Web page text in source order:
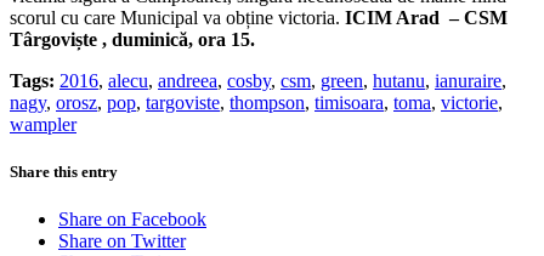
scorul cu care Municipal va obține victoria. ICIM Arad – CSM
Târgoviște , duminică, ora 15.
Tags: 2016, alecu, andreea, cosby, csm, green, hutanu, ianuraire,
nagy, orosz, pop, targoviste, thompson, timisoara, toma, victorie,
wampler
Share this entry
Share on Facebook
Share on Twitter